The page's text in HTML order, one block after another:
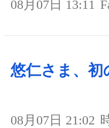
08月07日 13:11
悠仁さま、初
08月07日 21:02